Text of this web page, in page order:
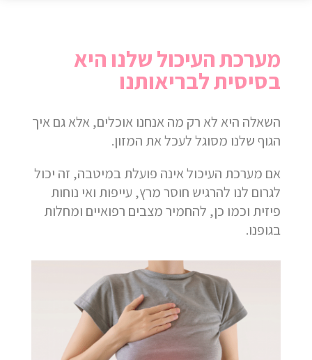
מערכת העיכול שלנו היא
בסיסית לבריאותנו
השאלה היא לא רק מה אנחנו אוכלים, אלא גם איך
הגוף שלנו מסוגל לעכל את המזון.
אם מערכת העיכול אינה פועלת במיטבה, זה יכול
לגרום לנו להרגיש חוסר מרץ, עייפות ואי נוחות
פיזית וכמו כן, להחמיר מצבים רפואיים ומחלות
בגופנו.